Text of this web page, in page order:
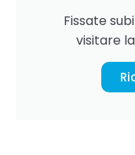
Fissate
visitare